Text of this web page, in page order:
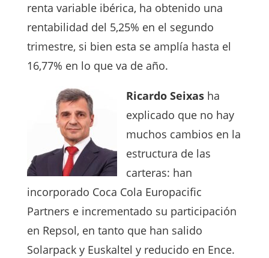
renta variable ibérica, ha obtenido una
rentabilidad del 5,25% en el segundo
trimestre, si bien esta se amplía hasta el
16,77% en lo que va de año.
Ricardo Seixasha
explicado que no hay
muchos cambios en la
estructura de las
carteras: han
incorporado Coca Cola Europacific
Partners e incrementado su participación
en Repsol, en tanto que han salido
Solarpack y Euskaltel y reducido en Ence.